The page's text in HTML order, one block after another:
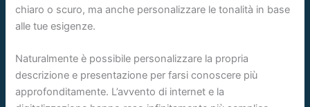
chiaro o scuro, ma anche personalizzare le tonalità in base
alle tue esigenze.
Naturalmente è possibile personalizzare la propria
descrizione e presentazione per farsi conoscere più
approfonditamente. L’avvento di internet e la